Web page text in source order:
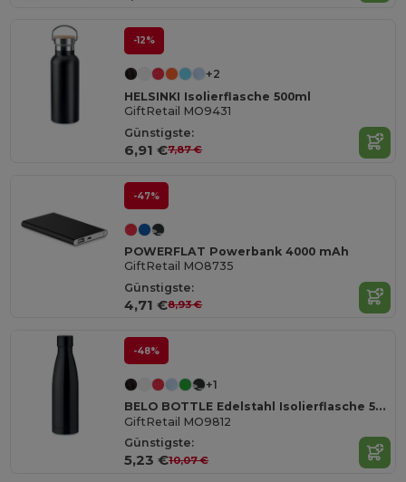
-12%
+2
HELSINKI Isolierflasche 500ml
GiftRetail MO9431
Günstigste:
6,91 €7,87 €
-47%
POWERFLAT Powerbank 4000 mAh
GiftRetail MO8735
Günstigste:
4,71 €8,93 €
-48%
+1
BELO BOTTLE Edelstahl Isolierflasche 500ml
GiftRetail MO9812
Günstigste:
5,23 €10,07 €